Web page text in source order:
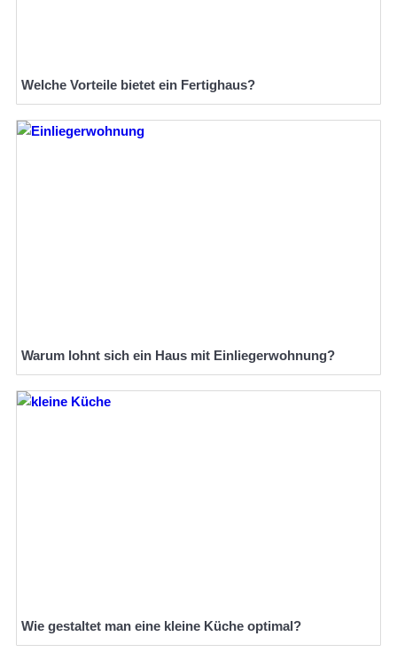
Welche Vorteile bietet ein Fertighaus?
Warum lohnt sich ein Haus mit Einliegerwohnung?
Wie gestaltet man eine kleine Küche optimal?